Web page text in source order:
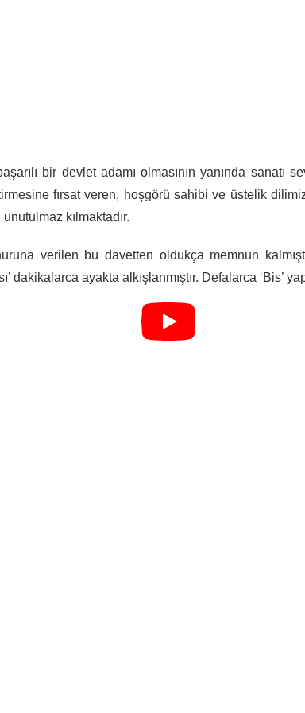
bir devlet adamı olmasının yanında sanatı
fırsat veren, hoşgörü sahibi ve üstelik
kılmaktadır.
verilen bu davetten oldukça memnun
dakikalarca ayakta alkışlanmıştır. Defalarca ‘Bis’